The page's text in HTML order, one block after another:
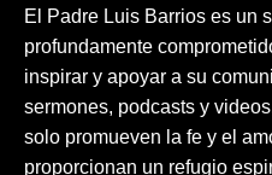
El Padre Luis Barrios es un
profundamente
inspirar y apoyar a su
sermones, podcasts y
solo promueven la fe y el
proporcionan un refugio